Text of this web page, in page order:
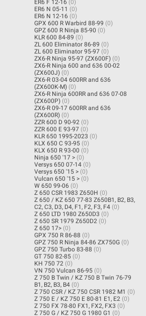
ER6 F 12-16 (0)
ER6 N 05-11 (0)
ER6 N 12-16 (0)
GPX 600 R Warbird 88-99 (0)
GPZ 600 R Ninja 85-90 (0)
KLR 600 84-89 (0)
ZL 600 Eliminator 86-89 (0)
ZL 600 Eliminator 95-97 (0)
ZX6-R Ninja 95-97 (ZX600F) (0)
ZX6-R Ninja 600 and 636 00-02
(ZX600J) (0)
ZX6-R 03-04 600RR and 636
(ZX600K-M) (0)
ZX6-R Ninja 600RR and 636 07-08
(ZX600P) (0)
ZX6-R 09-17 600RR and 636
(ZX600R) (0)
ZZR 600 D 90-92 (0)
ZZR 600 E 93-97 (0)
KLR 650 1995-2023 (0)
KLX 650 C 93-95 (0)
KLX 650 R 93-00 (0)
Ninja 650 '17 > (0)
Versys 650 07-14 (0)
Versys 650 '15 > (0)
Vulcan 650 '15 > (0)
W 650 99-06 (0)
Z 650 CSR 1983 Z650H (0)
Z 650 / KZ 650 77-83 Z650B1, B2, B3,
C2, C3, D3, D4, F1, F2, F3, F4 (0)
Z 650 LTD 1980 Z650D3 (0)
Z 650 SR 1979 Z650D2 (0)
Z 650 17> (0)
GPX 750 R 86-88 (0)
GPZ 750 R Ninja 84-86 ZX750G (0)
GPZ 750 Turbo 83-88 (0)
GT 750 82-85 (0)
KH 750 72 (0)
VN 750 Vulcan 86-95 (0)
Z 750 B Twin / KZ 750 B Twin 76-79
B1, B2, B3, B4 (0)
Z 750 CSR / KZ 750 CSR 1982 M1 (0)
Z 750 E / KZ 750 E 80-81 E1, E2 (0)
Z 750 FX 78-80 FX1, FX2, FX3 (0)
Z 750 G / KZ 750 G 1980 G1 (0)